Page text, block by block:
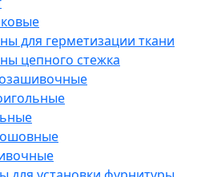
для герметизации ткани
цепного стежка